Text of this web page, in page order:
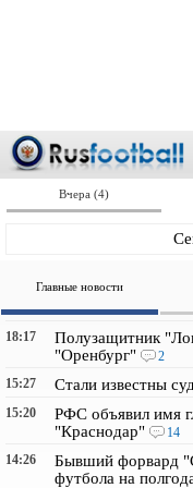
Вчера (4)
Главные новости
18:17
Полузащитник
"Оренбург"
2
15:27
Стали известны
15:20
РФС объявил имя
"Краснодар"
14
14:26
Бывший форвард
футбола на